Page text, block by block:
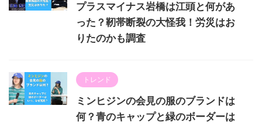
プラスマイナス岩橋は江頭と何があ
った？靭帯断裂の大怪我！労災はお
りたのかも調査
トレンド
ミンヒジンの会見の服のブランドは
何？青のキャップと緑のボーダーは